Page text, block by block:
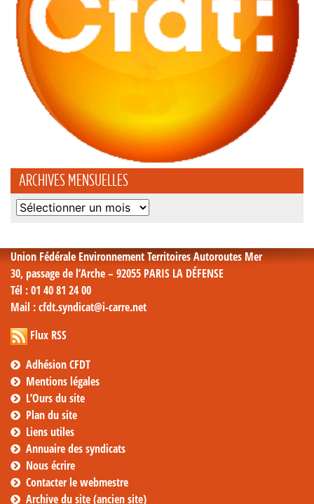
ARCHIVES MENSUELLES
Archives
Union Fédérale Environnement Territoires Autoroutes Mer
30, passage de l’Arche – 92055 PARIS LA DÉFENSE
Tél : 01 40 81 24 00
Mail : cfdt.syndicat@i-carre.net
Flux RSS
Adhésion CFDT
Mentions légales
L’Ours du site
Plan du site
Liens utiles
Annuaire des syndicats
Nous écrire
Contacter le webmestre
Archive du site (ancien site)